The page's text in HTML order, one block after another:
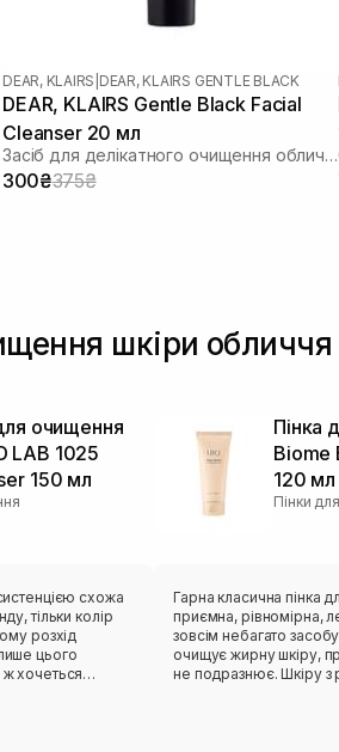
DEAR, KLAIRS DEAR, KLAIRS GENTLE BLACK
DEAR, KLAIRS Gentle Black Facial
Cleanser 20 мл
Засіб для делікатного очищення обличчя
300₴375₴
шкіри
очищення
LAB 1025
150 мл
схожа
тільки колір
розхід
хочеться
Пінка
Biome
120 мл
Пінки
Гарна класична пінка для
приємна, рівномірна,
зовсім небагато засобу. Аромат відсутній.
очищує жирну шкіру,
не подразнює. Шкіру з